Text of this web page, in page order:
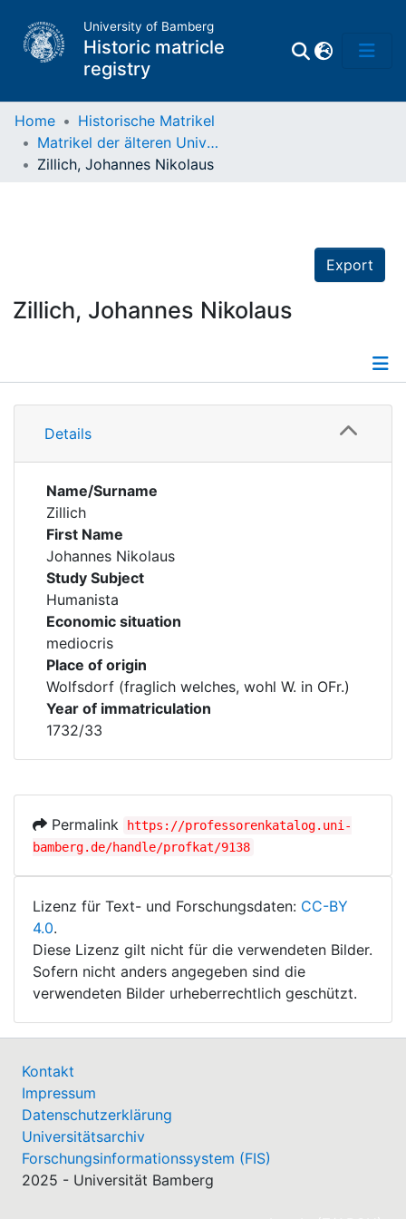
University of Bamberg
Historic matricle
registry
Matrikel
Home
Historische Matrikel
Matrikel der älteren Universität
Zillich, Johannes Nikolaus
Export
Zillich, Johannes Nikolaus
Details
Details
Name/Surname
Zillich
First Name
Johannes Nikolaus
Study Subject
Humanista
Economic situation
mediocris
Place of origin
Wolfsdorf (fraglich welches, wohl W. in OFr.)
Year of immatriculation
1732/33
Permalink
https://professorenkatalog.uni-
bamberg.de/handle/profkat/9138
Lizenz für Text- und Forschungsdaten: CC-BY
4.0.
Diese Lizenz gilt nicht für die verwendeten Bilder.
Sofern nicht anders angegeben sind die
verwendeten Bilder urheberrechtlich geschützt.
Kontakt
Impressum
Datenschutzerklärung
Universitätsarchiv
Forschungsinformationssystem (FIS)
2025 - Universität Bamberg